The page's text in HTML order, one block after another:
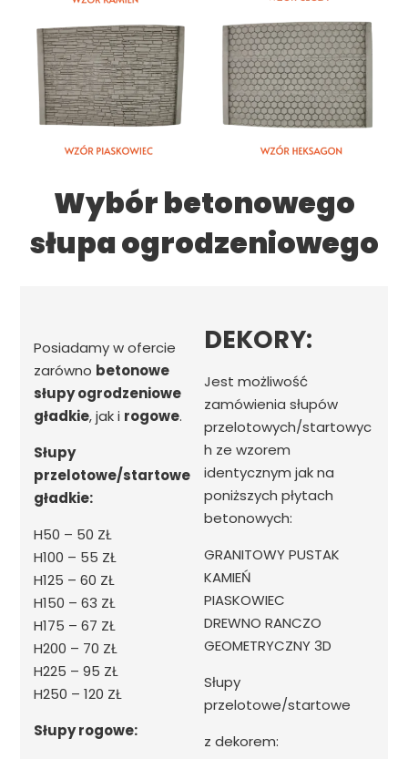
Wybór betonowego
słupa ogrodzeniowego
Posiadamy w ofercie
zarówno betonowe
słupy ogrodzeniowe
gładkie, jak i rogowe.
Słupy
przelotowe/startowe
gładkie:
H50 – 50 ZŁ
H100 – 55 ZŁ
H125 – 60 ZŁ
H150 – 63 ZŁ
H175 – 67 ZŁ
H200 – 70 ZŁ
H225 – 95 ZŁ
H250 – 120 ZŁ
Słupy rogowe:
DEKORY:
Jest możliwość
zamówienia słupów
przelotowych/startowyc
h ze wzorem
identycznym jak na
poniższych płytach
betonowych:
GRANITOWY PUSTAK
KAMIEŃ
PIASKOWIEC
DREWNO RANCZO
GEOMETRYCZNY 3D
Słupy
przelotowe/startowe
z dekorem: